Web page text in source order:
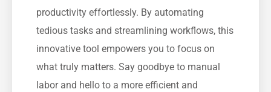
productivity effortlessly. By automating
tedious tasks and streamlining workflows, this
innovative tool empowers you to focus on
what truly matters. Say goodbye to manual
labor and hello to a more efficient and